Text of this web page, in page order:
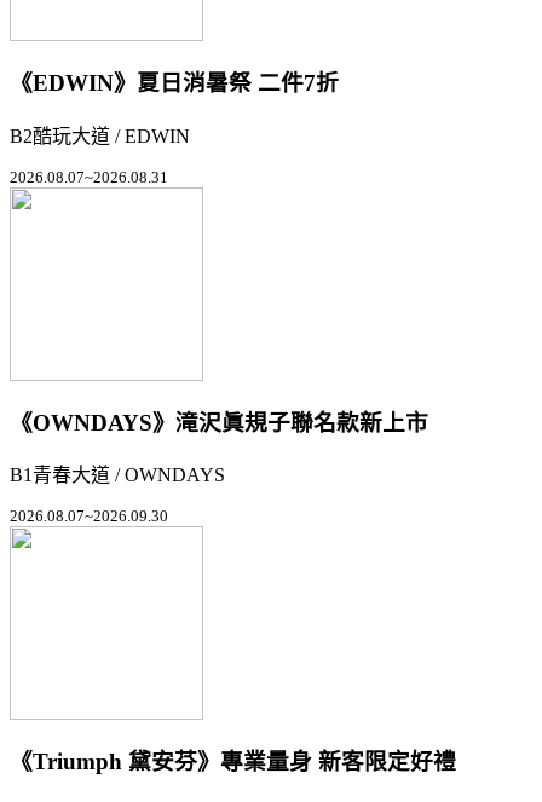
《EDWIN》夏日消暑祭 二件7折
B2酷玩大道 / EDWIN
2026.08.07~2026.08.31
《OWNDAYS》滝沢眞規子聯名款新上市
B1青春大道 / OWNDAYS
2026.08.07~2026.09.30
《Triumph 黛安芬》專業量身 新客限定好禮